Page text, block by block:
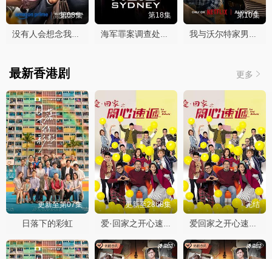
第08集
没有人会想念我们第二季
第18集
海军罪案调查处：悉尼第三季
第10集
我与沃尔特家男孩的生活第三季
更多
最新香港剧
更新至第07集
日落下的彩虹
更新至2868集 完结